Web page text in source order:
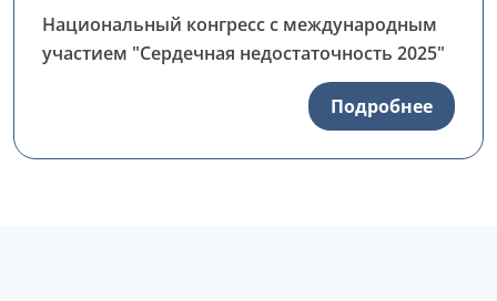
Национальный конгресс с международным
участием "Сердечная недостаточность 2025"
Подробнее